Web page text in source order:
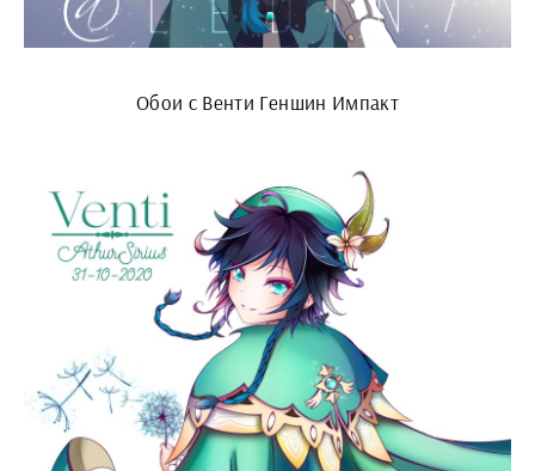
Обои с Венти Геншин Импакт